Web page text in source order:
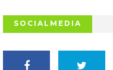
SOCIALMEDIA